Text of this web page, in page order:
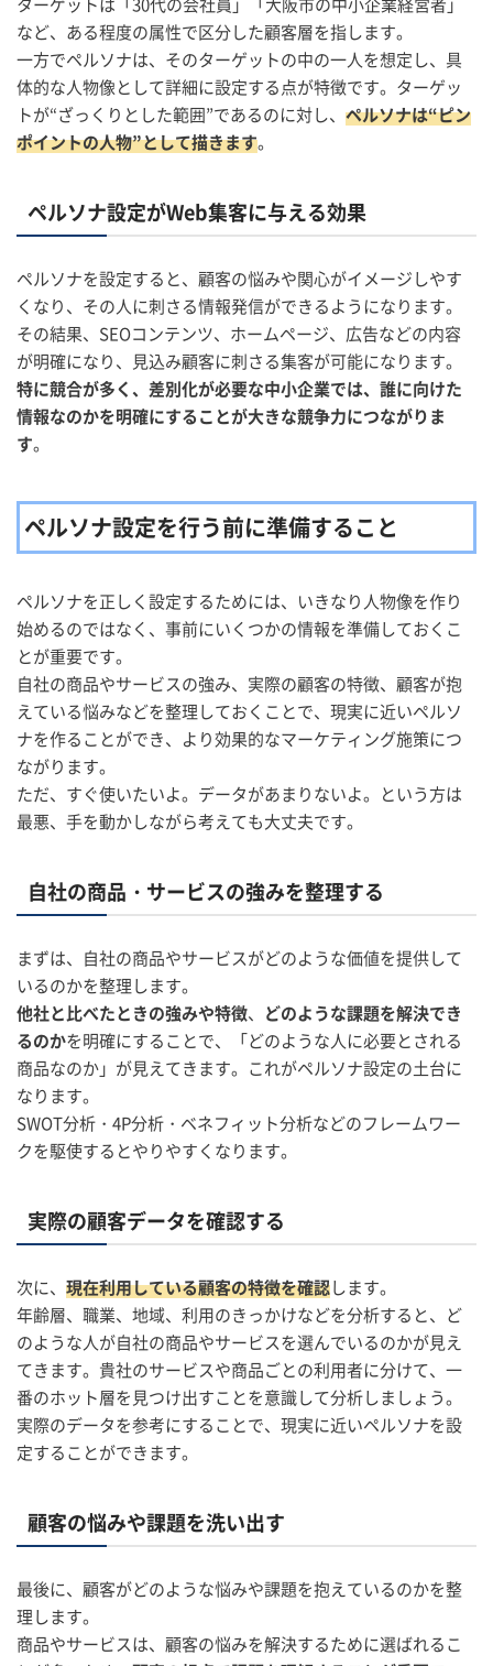
など、ある程度の属性で区分した顧客層を指します。
一方でペルソナは、そのターゲットの中の一人を想定し、具
体的な人物像として詳細に設定する点が特徴です。ターゲッ
トが“ざっくりとした範囲”であるのに対し、 ペルソナは“ピン
ポイントの人物”として描きます。
ペルソナ設定がWeb集客に与える効果
ペルソナを設定すると、顧客の悩みや関心がイメージしやす
くなり、その人に刺さる情報発信ができるようになります。
その結果、SEOコンテンツ、ホームページ、広告などの内容
が明確になり、見込み顧客に刺さる集客が可能になります。
特に競合が多く、差別化が必要な中小企業では、誰に向けた
情報なのかを明確にすることが大きな競争力につながりま
す。
ペルソナ設定を行う前に準備すること
ペルソナを正しく設定するためには、いきなり人物像を作り
始めるのではなく、事前にいくつかの情報を準備しておくこ
とが重要です。
自社の商品やサービスの強み、実際の顧客の特徴、顧客が抱
えている悩みなどを整理しておくことで、現実に近いペルソ
ナを作ることができ、より効果的なマーケティング施策につ
ながります。
ただ、すぐ使いたいよ。データがあまりないよ。という方は
最悪、手を動かしながら考えても大丈夫です。
自社の商品・サービスの強みを整理する
まずは、自社の商品やサービスがどのような価値を提供して
いるのかを整理します。
他社と比べたときの強みや特徴、 どのような課題を解決でき
るのかを明確にすることで、「どのような人に必要とされる
商品なのか」が見えてきます。これがペルソナ設定の土台に
なります。
SWOT分析・4P分析・ベネフィット分析などのフレームワー
クを駆使するとやりやすくなります。
実際の顧客データを確認する
次に、 現在利用している顧客の特徴を確認します。
年齢層、職業、地域、利用のきっかけなどを分析すると、ど
のような人が自社の商品やサービスを選んでいるのかが見え
てきます。貴社のサービスや商品ごとの利用者に分けて、一
番のホット層を見つけ出すことを意識して分析しましょう。
実際のデータを参考にすることで、現実に近いペルソナを設
定することができます。
顧客の悩みや課題を洗い出す
最後に、顧客がどのような悩みや課題を抱えているのかを整
理します。
商品やサービスは、顧客の悩みを解決するために選ばれるこ